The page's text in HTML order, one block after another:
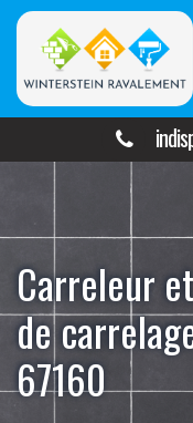
Carreleur
de
67160